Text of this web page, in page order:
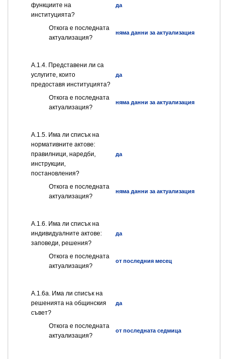
функциите на
институцията?
да
Откога е последната
актуализация?
няма данни за актуализация
А.1.4. Представени ли са
услугите, които
предоставя институцията?
да
Откога е последната
актуализация?
няма данни за актуализация
А.1.5. Има ли списък на
нормативните актове:
правилници, наредби,
инструкции,
постановления?
да
Откога е последната
актуализация?
няма данни за актуализация
А.1.6. Има ли списък на
индивидуалните актове:
заповеди, решения?
да
Откога е последната
актуализация?
от последния месец
А.1.6а. Има ли списък на
решенията на общинския
съвет?
да
Откога е последната
актуализация?
от последната седмица